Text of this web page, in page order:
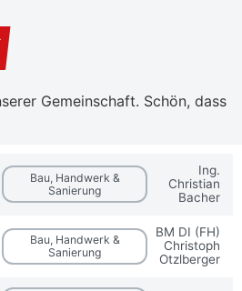
Gemeinschaft. Schön, dass
Bau, Handwerk &
Sanierung
Ing.
Christian
Bacher
Bau, Handwerk &
Sanierung
BM DI (FH)
Christoph
Otzlberger